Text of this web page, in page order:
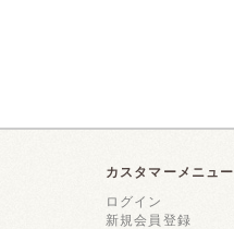
カスタマーメニュー
ログイン
新規会員登録